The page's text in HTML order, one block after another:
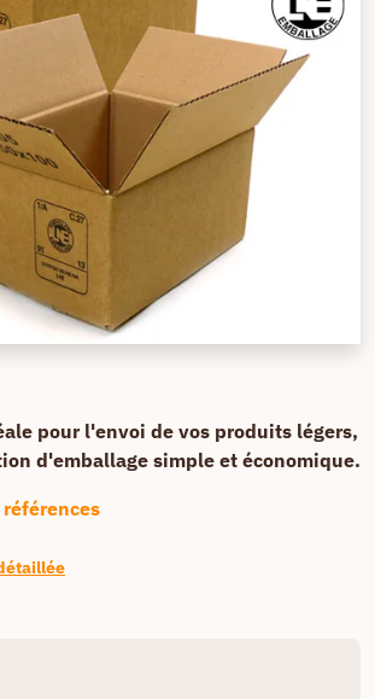
pour l'envoi de vos produits légers,
d'emballage simple et économique.